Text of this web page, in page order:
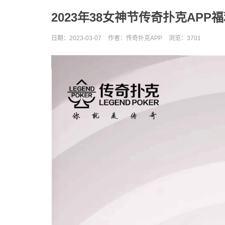
2023年38女神节传奇扑克APP
日期：2023-03-07 作者：传奇扑克APP 浏览： 3701